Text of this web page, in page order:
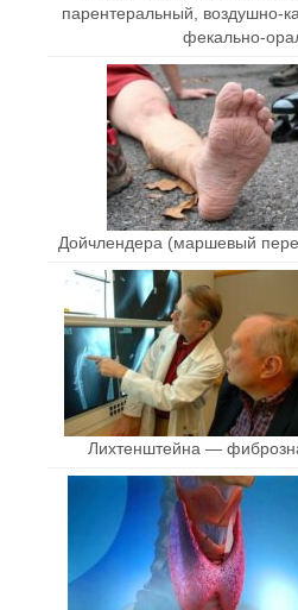
парентеральный, воздушно-
фекально-
Дойчлендера (маршевый
Лихтенштейна —